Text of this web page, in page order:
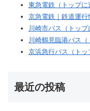
東急電鉄（トップに
京急電鉄｜鉄道運行
川崎市バス（トップ
川崎鶴見臨港バス（
京浜急行バス（トッ
最近の投稿